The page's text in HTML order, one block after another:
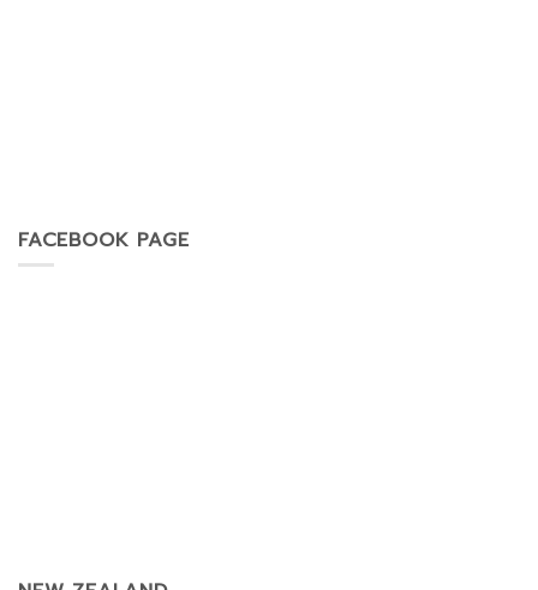
FACEBOOK PAGE